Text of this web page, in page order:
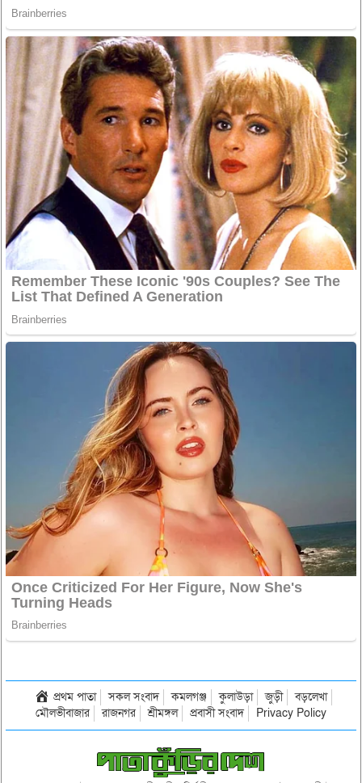
প্রথম পাতা সকল সংবাদ কমলগঞ্জ কুলাউড়া জুড়ী
বড়লেখা
মৌলভীবাজার
রাজনগর শ্রীমঙ্গল প্রবাসী সংবাদ Privacy Policy